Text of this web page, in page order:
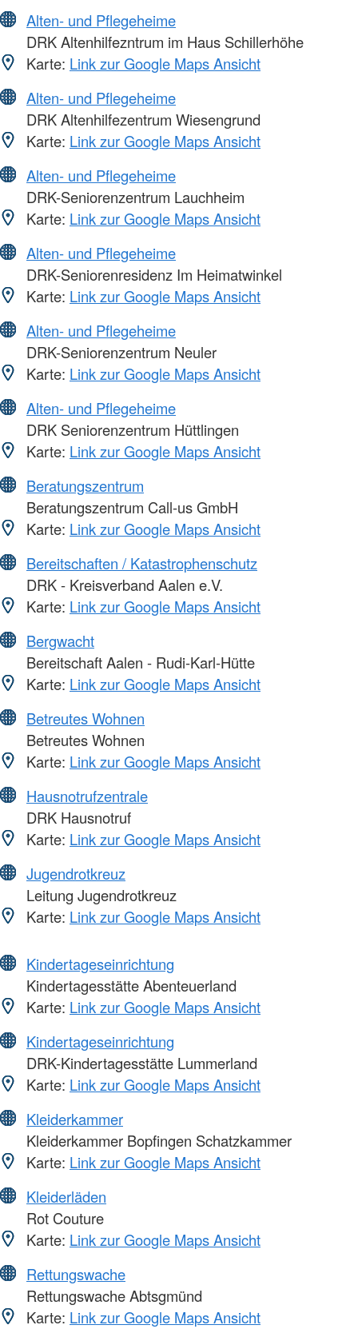
Alten- und Pflegeheime
DRK Altenhilfezntrum im Haus Schillerhöhe
Karte: Link zur Google Maps Ansicht
Alten- und Pflegeheime
DRK Altenhilfezentrum Wiesengrund
Karte: Link zur Google Maps Ansicht
Alten- und Pflegeheime
DRK-Seniorenzentrum Lauchheim
Karte: Link zur Google Maps Ansicht
Alten- und Pflegeheime
DRK-Seniorenresidenz Im Heimatwinkel
Karte: Link zur Google Maps Ansicht
Alten- und Pflegeheime
DRK-Seniorenzentrum Neuler
Karte: Link zur Google Maps Ansicht
Alten- und Pflegeheime
DRK Seniorenzentrum Hüttlingen
Karte: Link zur Google Maps Ansicht
Beratungszentrum
Beratungszentrum Call-us GmbH
Karte: Link zur Google Maps Ansicht
Bereitschaften / Katastrophenschutz
DRK - Kreisverband Aalen e.V.
Karte: Link zur Google Maps Ansicht
Bergwacht
Bereitschaft Aalen - Rudi-Karl-Hütte
Karte: Link zur Google Maps Ansicht
Betreutes Wohnen
Betreutes Wohnen
Karte: Link zur Google Maps Ansicht
Hausnotrufzentrale
DRK Hausnotruf
Karte: Link zur Google Maps Ansicht
Jugendrotkreuz
Leitung Jugendrotkreuz
Karte: Link zur Google Maps Ansicht
Kindertageseinrichtung
Kindertagesstätte Abenteuerland
Karte: Link zur Google Maps Ansicht
Kindertageseinrichtung
DRK-Kindertagesstätte Lummerland
Karte: Link zur Google Maps Ansicht
Kleiderkammer
Kleiderkammer Bopfingen Schatzkammer
Karte: Link zur Google Maps Ansicht
Kleiderläden
Rot Couture
Karte: Link zur Google Maps Ansicht
Rettungswache
Rettungswache Abtsgmünd
Karte: Link zur Google Maps Ansicht